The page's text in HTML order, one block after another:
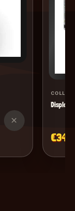
×
Display